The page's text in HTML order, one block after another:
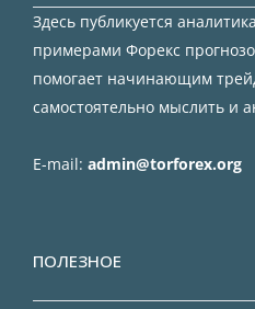
Здесь публикуется
примерами Форекс
помогает начинающим
самостоятельно мыслить и
E-mail: admin@torforex.org
ПОЛЕЗНОЕ